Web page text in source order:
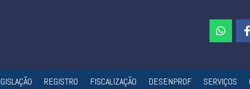
REGISTRO FISCALIZAÇÃO DESENPROF SERVIÇOS